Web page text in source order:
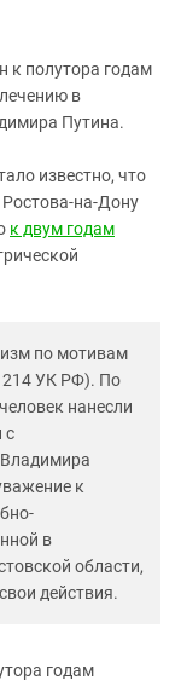
ЧЕЧНЕ
АКТИВИСТОВ
ПРОТЕСТЫ
к полутора годам
в
Путина.
известно, что
Ростова-на-Дону
к двум годам
по мотивам
214 УК РФ). По
нанесли
с
к
в
области,
действия.
годам